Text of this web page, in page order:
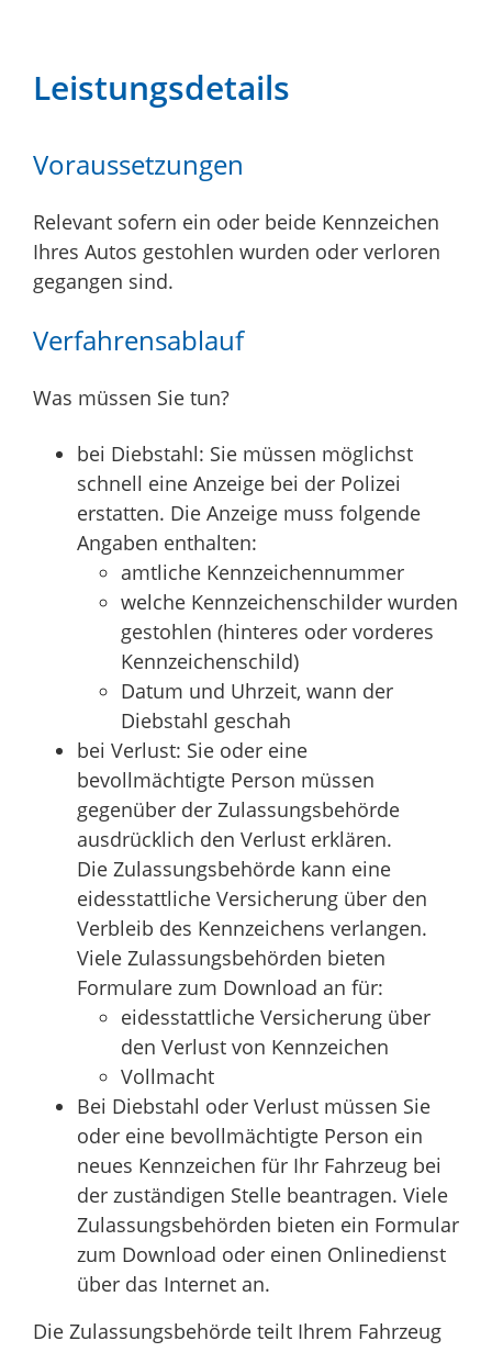
Leistungsdetails
Voraussetzungen
Relevant sofern ein oder beide Kennzeichen
Ihres Autos gestohlen wurden oder verloren
gegangen sind.
Verfahrensablauf
Was müssen Sie tun?
bei Diebstahl: Sie müssen möglichst
schnell eine Anzeige bei der Polizei
erstatten. Die Anzeige muss folgende
Angaben enthalten:
amtliche Kennzeichennummer
welche Kennzeichenschilder wurden
gestohlen (hinteres oder vorderes
Kennzeichenschild)
Datum und Uhrzeit, wann der
Diebstahl geschah
bei Verlust: Sie oder eine
bevollmächtigte Person müssen
gegenüber der Zulassungsbehörde
ausdrücklich den Verlust erklären.
Die Zulassungsbehörde kann eine
eidesstattliche Versicherung über den
Verbleib des Kennzeichens verlangen.
Viele Zulassungsbehörden bieten
Formulare zum Download an für:
eidesstattliche Versicherung über
den Verlust von Kennzeichen
Vollmacht
Bei Diebstahl oder Verlust müssen Sie
oder eine bevollmächtigte Person ein
neues Kennzeichen für Ihr Fahrzeug bei
der zuständigen Stelle beantragen. Viele
Zulassungsbehörden bieten ein Formular
zum Download oder einen Onlinedienst
über das Internet an.
Die Zulassungsbehörde teilt Ihrem Fahrzeug